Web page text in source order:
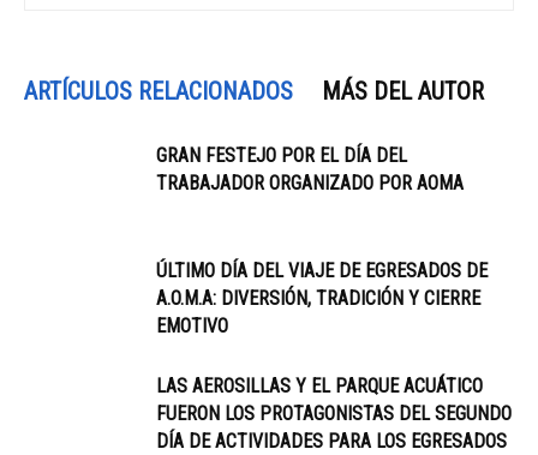
ARTÍCULOS RELACIONADOS MÁS DEL AUTOR
GRAN FESTEJO POR EL DÍA DEL
TRABAJADOR ORGANIZADO POR AOMA
ÚLTIMO DÍA DEL VIAJE DE EGRESADOS DE
A.O.M.A: DIVERSIÓN, TRADICIÓN Y CIERRE
EMOTIVO
LAS AEROSILLAS Y EL PARQUE ACUÁTICO
FUERON LOS PROTAGONISTAS DEL SEGUNDO
DÍA DE ACTIVIDADES PARA LOS EGRESADOS